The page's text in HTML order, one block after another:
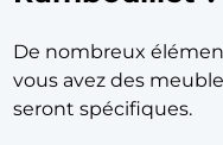
De nombreux
vous avez des
seront spécifiques.